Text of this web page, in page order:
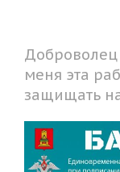
Доброволец
меня эта
защищать